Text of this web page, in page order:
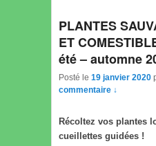
PLANTES
ET
été – automne
Posté le 19 janvier 2020
commentaire ↓
Récoltez vos plantes
cueillettes guidées !